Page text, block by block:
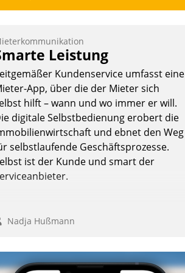
Leistung
Kundenservice umfasst eine
App, über die der Mieter sich
hilft – wann und wo immer er will.
digitale Selbstbedienung erobert die
und ebnet den Weg
selbstlaufende Geschäftsprozesse.
ist der Kunde und smart der
Nadja Hußmann